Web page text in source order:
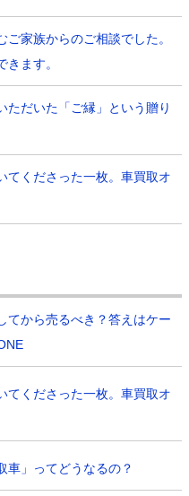
家族からのご相談でした。
ます。
ただいた「ご縁」という贈り
てくださった一枚。車買取オ
てから売るべき？答えはケー
てくださった一枚。車買取オ
車」ってどうなるの？